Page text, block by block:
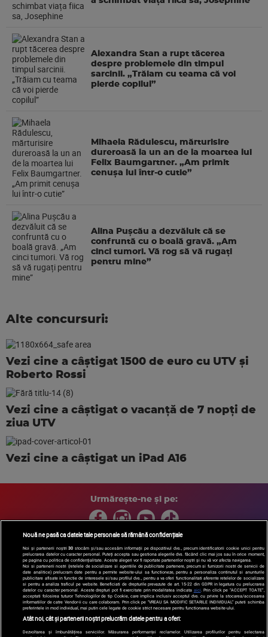
Alexandra Stan a rupt tăcerea
despre problemele din timpul
sarcinii. „Trăiam cu teama că voi
pierde copilul”
Mihaela Rădulescu, mărturisire
dureroasă la un an de la moartea lui
Felix Baumgartner. „Am primit
cenușa lui într-o cutie”
Alina Pușcău a dezvăluit că se
confruntă cu o boală gravă. „Am
cinci tumori. Vă rog să vă rugați
pentru mine”
Alte concursuri:
Vezi cine a câștigat 1500 de euro cu UTV și
Roberto Rossi
Vezi cine a câștigat o vacanță de 7 nopți de
ziua UTV
Vezi cine a câștigat un iPad A16
Urmărește-ne și pe:
Copyright © 2026 / DIGI ROMANIA S.A.
Arhiva
Comunicate de presă Politica de confidentialitate
Termeni
si conditii
Gestionați preferințele| Contact/Info Codul etic
Nouă ne pasă ca datele tale personale să rămână confidențiale
Noi și partenerii noștri30 stocăm și/sau accesăm informații pe dispozitivul dvs., precum identificatorii cookie unici pentru
prelucrarea datelor cu caracter personal. Puteți accepta sau gestiona alegerile dvs. făcând clic mai jos sau în orice moment,
pe pagina cu politica de confidențialitate. Aceste alegeri vor fi raportate partenerilor noștri și nu vă vor afecta navigarea.
Noi si partenerii nostri (retelele de socializare si agentiile de publicitate partenere, precum si furnizorii nostri de servicii de
date analitice) prelucram date pentru a permite website-ului sa functioneze, pentru a personaliza continutul si anunturile
publicitare afisate in functie de interesele si/sau profilul dvs., pentru a va oferi functionalitati aferente retelelor de socializare
si pentru a analiza traficul pe website. Beneficiati de drepturile prevazute de art. 15-22 din GDPR in legatura cu prelucrarea
datelor cu caracter personal. Aceste drepturi pot fi exercitate prin modalitatea indicata aici. Prin click pe “ACCEPT TOATE”,
acceptati folosirea tuturor Tehnologiilor de tip Cookie, care implica inclusiv acceptul dvs. cu privire la stocarea/accesarea
informatiilor de catre Vendor-ii cu care colaboram. Prin click pe “VREAU SA MODIFIC SETARILE INDIVIDUAL” puteti schimba
preferintele in mod individual, mai putin cele legate de cookie strict necesare pentru functionarea website-ului.
Atât noi, cât și partenerii noștri prelucrăm datele pentru a oferi:
Dezvoltarea și îmbunătățirea serviciilor. Măsurarea performanței reclamelor. Utilizarea profilurilor pentru selectarea